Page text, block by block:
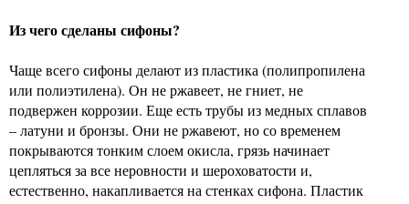
Из чего сделаны сифоны?
Чаще всего сифоны делают из пластика (полипропилена
или полиэтилена). Он не ржавеет, не гниет, не
подвержен коррозии. Еще есть трубы из медных сплавов
– латуни и бронзы. Они не ржавеют, но со временем
покрываются тонким слоем окисла, грязь начинает
цепляться за все неровности и шероховатости и,
естественно, накапливается на стенках сифона. Пластик